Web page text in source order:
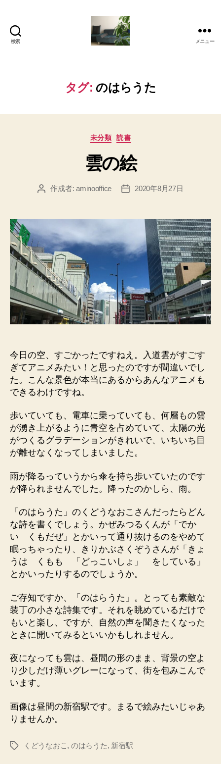
検索
美
(お
も
あ
の
ブ
グ
メニュー
タグ: のはらうた
カ
ゴ
リ
未分類 読書
雲の絵
投
作成者:aminooffice
投
2020年8月27日
今日の空、すごかったですねえ。入道雲がすごす
ぎてアニメみたい！と思ったのですが間違いでし
た。こんな景色が本当にあるからあんなアニメも
できるわけですね。
歩いていても、電車に乗っていても、何層もの雲
が湧き上がるように青空を占めていて、太陽の光
がつくるグラデーションがきれいで、いちいち目
が離せなくなってしまいました。
雨が降るっていうから傘を持ち歩いていたのです
が降られませんでした。降ったのかしら、雨。
「のはらうた」のくどうなおこさんだったらどん
な詩を書くでしょう。かぜみつるくんが「でか
い くもだぜ」とかいって通り抜けるのをやめて
眠っちゃったり、きりかぶさくぞうさんが「きょ
うは くもも 「どっこいしょ」 をしている」
とかいったりするのでしょうか。
ご存知ですか、「のはらうた」。とっても素敵な
装丁の小さな詩集です。それを眺めているだけで
もいと楽し、ですが、自然の声を聞きたくなった
ときに開いてみるといいかもしれません。
夜になっても雲は、昼間の形のまま、背景の空よ
り少しだけ薄いグレーになって、街を包みこんで
います。
画像は昼間の新宿駅です。まるで絵みたいじゃあ
りませんか。
タ
くどうなおこ , のはらうた, 新宿駅